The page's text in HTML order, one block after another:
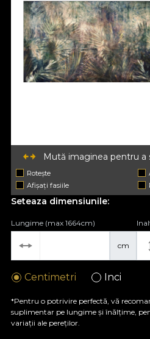
Mută imaginea pentru a
Rotește
Afișați fasiile
Seteaza dimensiunile:
cm
Lungime (max 1664cm)
Centimetri Inci
*Pentru o potrivire perfectă, vă
suplimentar pe lungime și înălțime,
variații ale pereților.